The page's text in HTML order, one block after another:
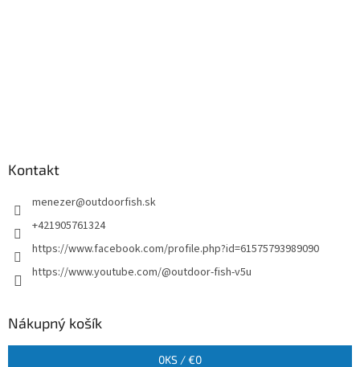
Kontakt
menezer@outdoorfish.sk
+421905761324
https://www.facebook.com/profile.php?id=61575793989090
https://www.youtube.com/@outdoor-fish-v5u
Nákupný košík
0KS /€0